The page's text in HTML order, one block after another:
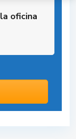
oficina